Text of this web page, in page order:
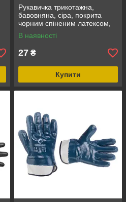
Рукавичка трикотажна,
бавовняна, сіра, покрита
чорним спіненим латексом,
10" INTERTOOL SP-0115
В наявності
27 ₴
Купити